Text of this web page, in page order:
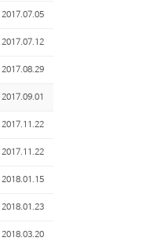
2017.07.05
2017.07.12
2017.08.29
2017.09.01
2017.11.22
2017.11.22
2018.01.15
2018.01.23
2018.03.20